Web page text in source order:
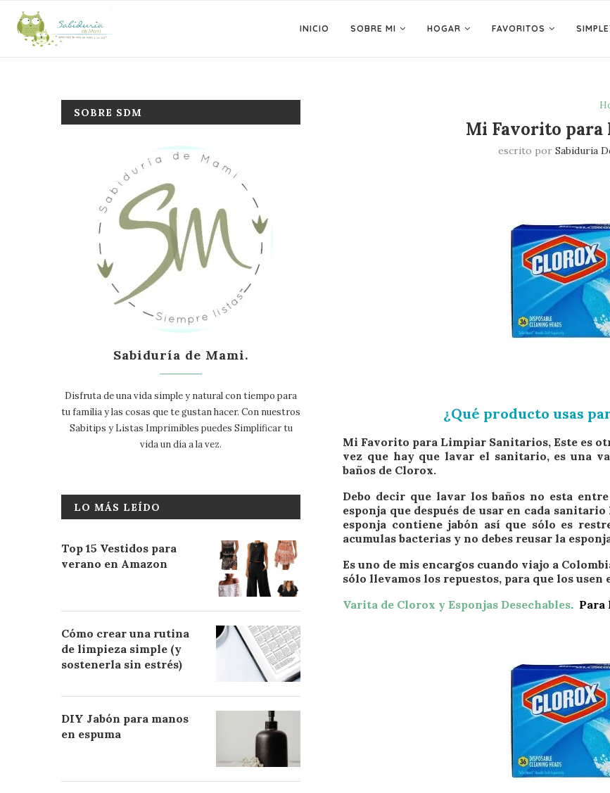
INICIO SOBRE MI HOGAR FAVORITOS
Mi Favorito
escrito por Sabiduria
¿Qué producto usas
Mi Favorito para Limpiar Sanitarios, Este es
vez que hay que lavar el sanitario, es una
baños de Clorox.
Debo decir que lavar los baños no esta
esponja que después de usar en cada
esponja contiene jabón así que sólo es
acumulas bacterias y no debes reusar la
Es uno de mis encargos cuando viajo a
sólo llevamos los repuestos, para que los
Varita de Clorox y Esponjas Desechables.
SOBRE SDM
Sabiduría de Mami.
Disfruta de una vida simple y natural con tiempo para
tu familia y las cosas que te gustan hacer. Con nuestros
Sabitips y Listas Imprimibles puedes Simplificar tu
vida un día a la vez.
LO MÁS LEÍDO
Top 15 Vestidos para
verano en Amazon
Cómo crear una rutina
de limpieza simple (y
sostenerla sin estrés)
DIY Jabón para manos
en espuma